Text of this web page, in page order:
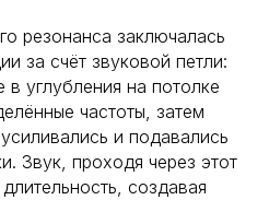
резонанса заключалась
за счёт звуковой петли:
углубления на потолке
частоты, затем
и подавались
Звук, проходя через этот
создавая